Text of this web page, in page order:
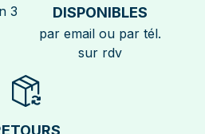
3
DISPONIBLES
par email ou par tél.
sur rdv